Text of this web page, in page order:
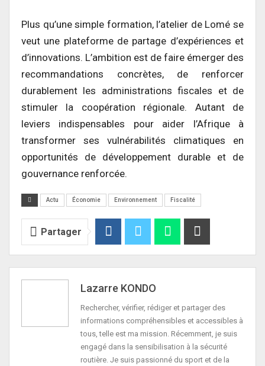
Plus qu’une simple formation, l’atelier de Lomé se
veut une plateforme de partage d’expériences et
d’innovations. L’ambition est de faire émerger des
recommandations concrètes, de renforcer
durablement les administrations fiscales et de
stimuler la coopération régionale. Autant de
leviers indispensables pour aider l’Afrique à
transformer ses vulnérabilités climatiques en
opportunités de développement durable et de
gouvernance renforcée.
Actu Économie Environnement Fiscalité
Partager
Lazarre KONDO
Rechercher, vérifier, rédiger et partager des
informations compréhensibles et accessibles à
tous, telle est ma mission. Récemment, je suis
engagé dans la sensibilisation à la sécurité
routière. Je suis passionné du sport et de la